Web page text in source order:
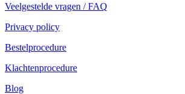
Veelgestelde vragen / FAQ
Privacy policy
Bestelprocedure
Klachtenprocedure
Blog